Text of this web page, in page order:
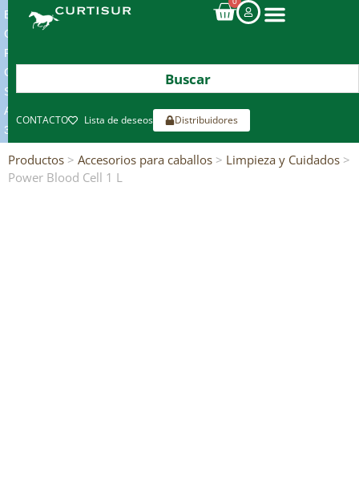
ENVIOS
GRATIS
POR
COMPRAS
SUPERIORES
A
300€*
CONTACTO Lista de deseos Distribuidores
Productos > Accesorios para caballos > Limpieza y Cuidados >
Power Blood Cell 1 L